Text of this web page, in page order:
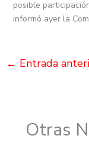
posible
informó ayer la
← Entrada
Otras